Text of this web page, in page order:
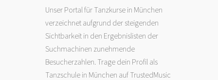
Unser Portal für Tanzkurse in München
verzeichnet aufgrund der steigenden
Sichtbarkeit in den Ergebnislisten der
Suchmachinen zunehmende
Besucherzahlen. Trage dein Profil als
Tanzschule in München auf TrustedMusic